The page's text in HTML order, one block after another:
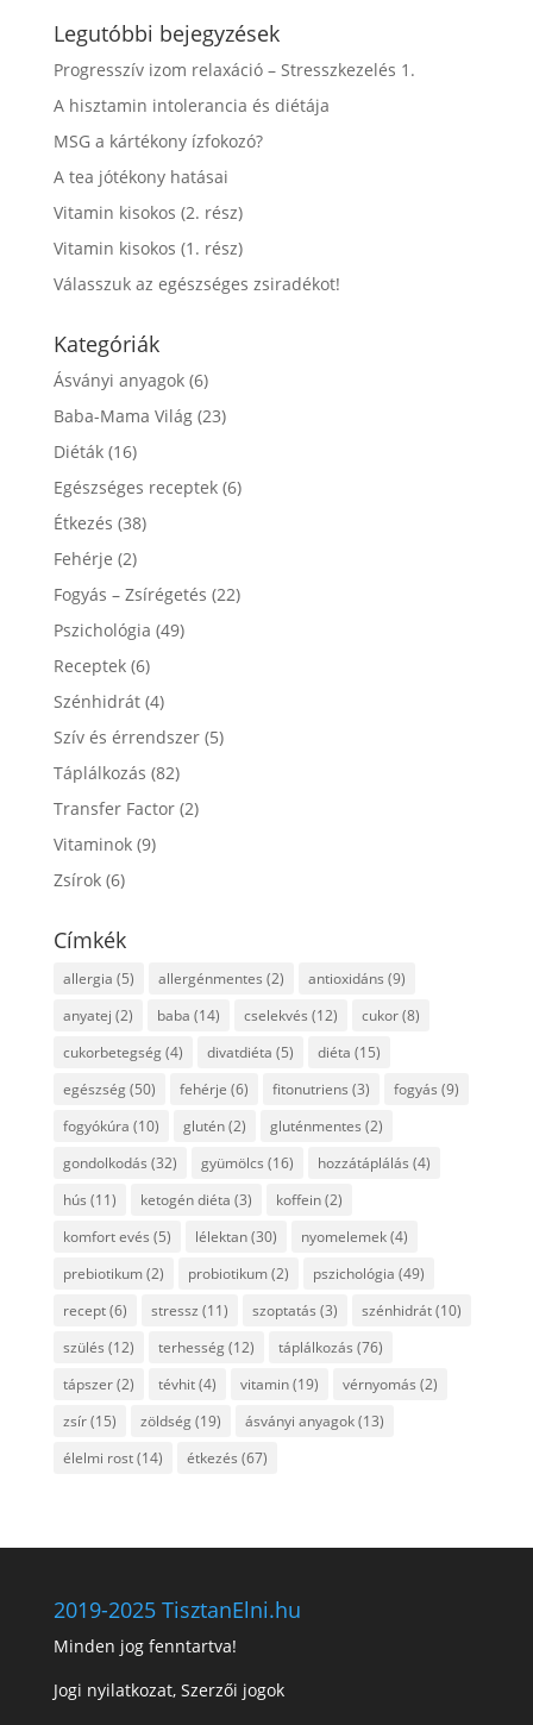
Legutóbbi bejegyzések
Progresszív izom relaxáció – Stresszkezelés 1.
A hisztamin intolerancia és diétája
MSG a kártékony ízfokozó?
A tea jótékony hatásai
Vitamin kisokos (2. rész)
Vitamin kisokos (1. rész)
Válasszuk az egészséges zsiradékot!
Kategóriák
Ásványi anyagok(6)
Baba-Mama Világ(23)
Diéták(16)
Egészséges receptek(6)
Étkezés (38)
Fehérje (2)
Fogyás – Zsírégetés (22)
Pszichológia (49)
Receptek(6)
Szénhidrát(4)
Szív és érrendszer(5)
Táplálkozás (82)
Transfer Factor(2)
Vitaminok(9)
Zsírok(6)
Címkék
allergia (5) allergénmentes (2) antioxidáns (9)
anyatej (2) baba (14) cselekvés (12) cukor(8)
cukorbetegség(4) divatdiéta (5) diéta (15)
egészség(50) fehérje (6) fitonutriens (3) fogyás (9)
fogyókúra (10) glutén(2) gluténmentes (2)
gondolkodás (32) gyümölcs (16) hozzátáplálás (4)
hús (11) ketogén diéta (3) koffein(2)
komfort evés (5) lélektan(30) nyomelemek(4)
prebiotikum(2) probiotikum(2) pszichológia (49)
recept(6) stressz (11) szoptatás (3) szénhidrát(10)
szülés (12) terhesség(12) táplálkozás (76)
tápszer(2) tévhit(4) vitamin(19) vérnyomás (2)
zsír(15) zöldség(19) ásványi anyagok(13)
élelmi rost(14) étkezés (67)
2019-2025 TisztanElni.hu
Minden jog fenntartva!
Jogi nyilatkozat, Szerzői jogok